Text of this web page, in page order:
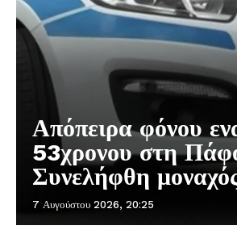
Απόπειρα φόνου
53χρονου στη
Συνελήφθη
7 Αυγούστου 2026, 20:25